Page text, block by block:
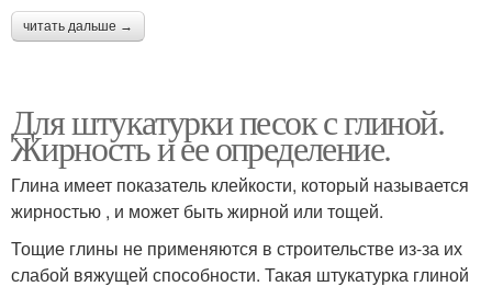
читать дальше →
Для штукатурки песок с глиной.
Жирность и ее определение.
Глина имеет показатель клейкости, который называется
жирностью , и может быть жирной или тощей.
Тощие глины не применяются в строительстве из-за их
слабой вяжущей способности. Такая штукатурка глиной